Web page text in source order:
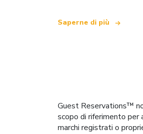
Saperne di più
Guest Reservations™
scopo di riferimento per
marchi registrati o